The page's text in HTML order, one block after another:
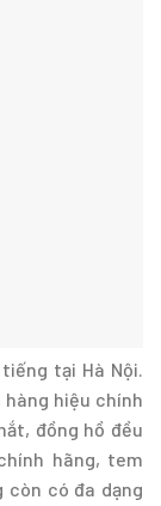
tại Hà Nội.
hàng hiệu chính
đồng hồ đều
hãng, tem
còn có đa dạng